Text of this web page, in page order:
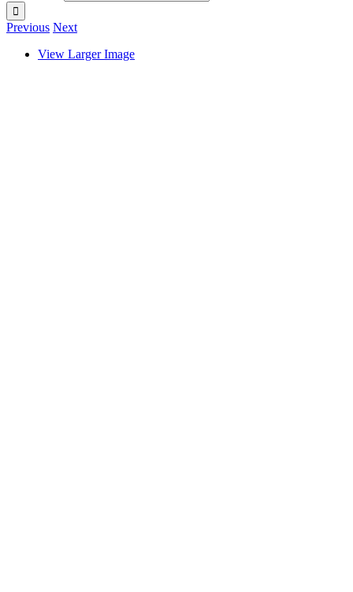
Previous Next
View Larger Image